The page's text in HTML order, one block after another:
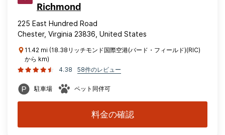
Richmond
225 East Hundred Road
Chester, Virginia 23836, United States
11.42 mi (18.38リッチモンド国際空港(バード・フィールド)(RIC)
から km)
4.38
58件のレビュー
駐車場 ペット同伴可
料金の確認